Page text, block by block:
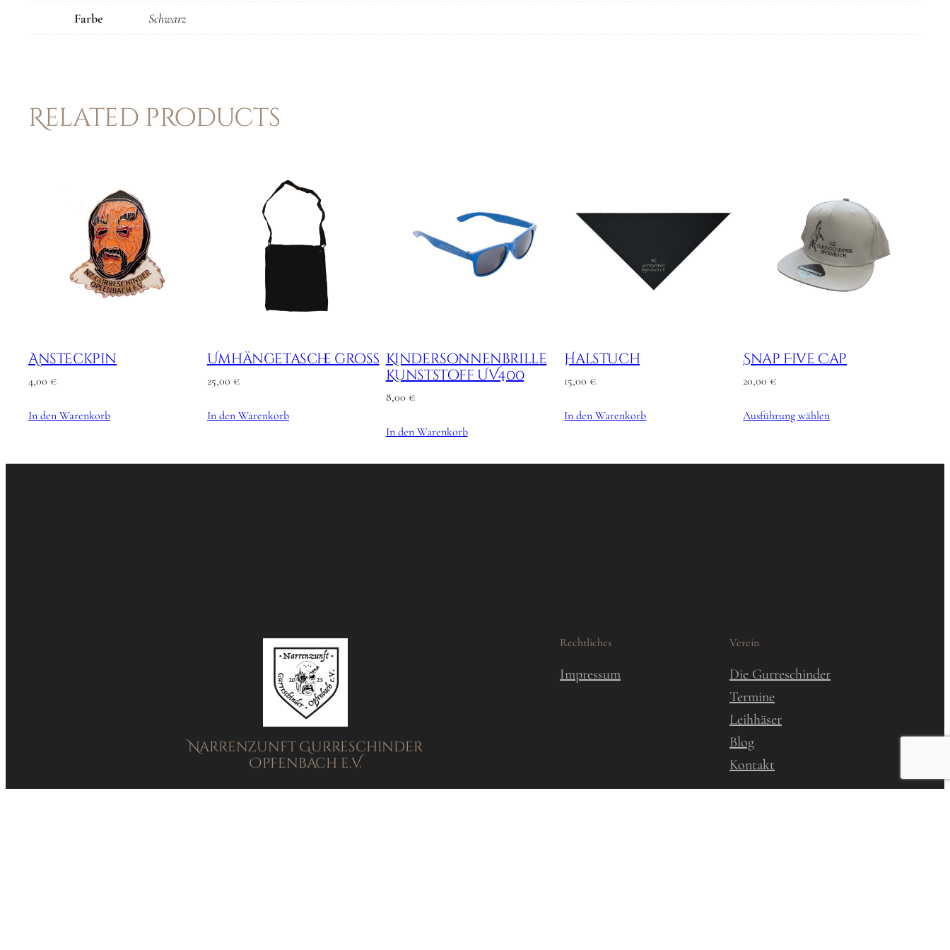
Farbe Schwarz
Related products
Ansteckpin
4,00 €
In den Warenkorb
Umhängetasche groß
25,00 €
In den Warenkorb
Kindersonnenbrille
Kunststoff UV400
8,00 €
In den Warenkorb
Halstuch
15,00 €
In den Warenkorb
Snap Five Cap
20,00 €
Ausführung wählen
Narrenzunft Gurreschinder
Opfenbach e.V.
Rechtliches
Impressum
Verein
Die Gurreschinder
Termine
Leihhäser
Blog
Kontakt